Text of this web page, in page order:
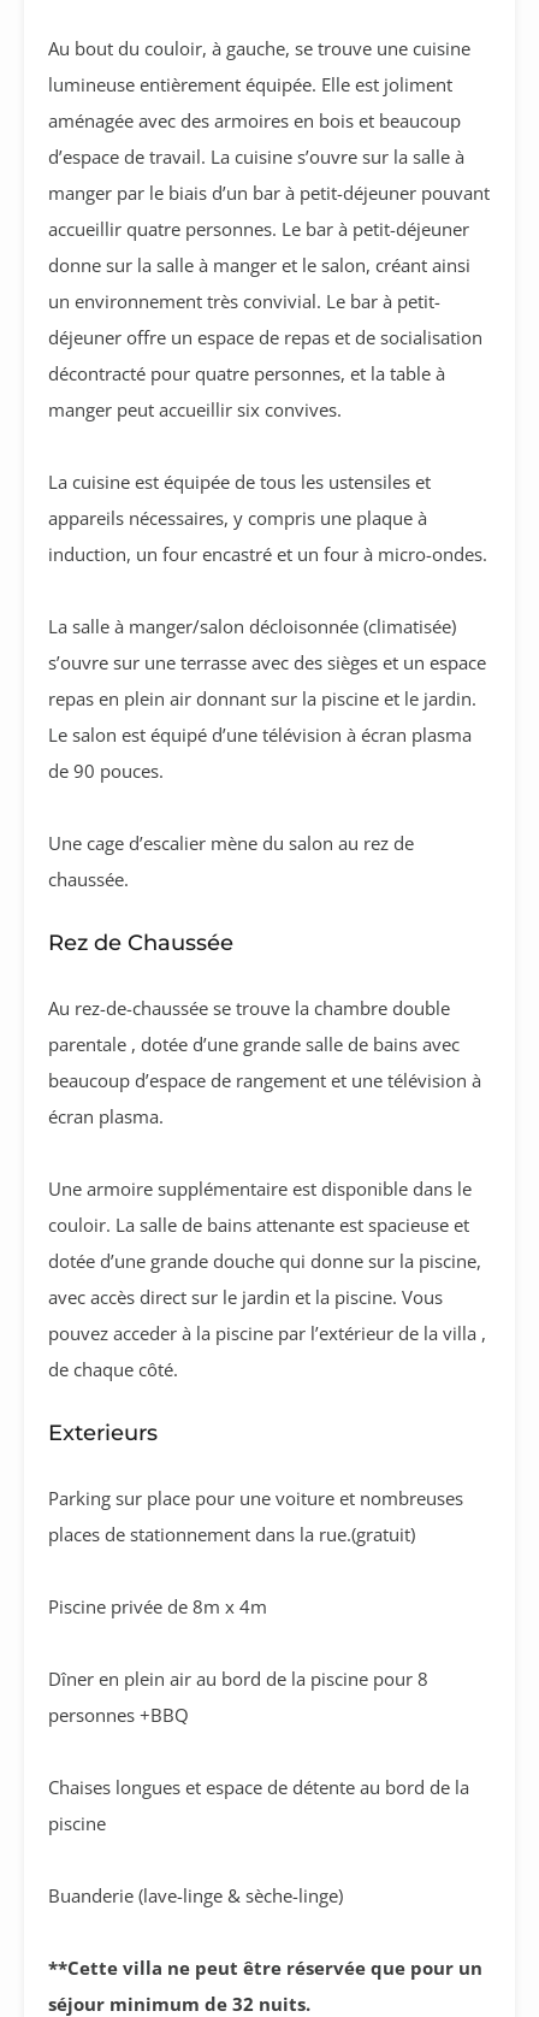
Au bout du couloir, à gauche, se trouve une cuisine
lumineuse entièrement équipée. Elle est joliment
aménagée avec des armoires en bois et beaucoup
d’espace de travail. La cuisine s’ouvre sur la salle à
manger par le biais d’un bar à petit-déjeuner pouvant
accueillir quatre personnes. Le bar à petit-déjeuner
donne sur la salle à manger et le salon, créant ainsi
un environnement très convivial. Le bar à petit-
déjeuner offre un espace de repas et de socialisation
décontracté pour quatre personnes, et la table à
manger peut accueillir six convives.
La cuisine est équipée de tous les ustensiles et
appareils nécessaires, y compris une plaque à
induction, un four encastré et un four à micro-ondes.
La salle à manger/salon décloisonnée (climatisée)
s’ouvre sur une terrasse avec des sièges et un espace
repas en plein air donnant sur la piscine et le jardin.
Le salon est équipé d’une télévision à écran plasma
de 90 pouces.
Une cage d’escalier mène du salon au rez de
chaussée.
Rez de Chaussée
Au rez-de-chaussée se trouve la chambre double
parentale , dotée d’une grande salle de bains avec
beaucoup d’espace de rangement et une télévision à
écran plasma.
Une armoire supplémentaire est disponible dans le
couloir. La salle de bains attenante est spacieuse et
dotée d’une grande douche qui donne sur la piscine,
avec accès direct sur le jardin et la piscine. Vous
pouvez acceder à la piscine par l’extérieur de la villa ,
de chaque côté.
Exterieurs
Parking sur place pour une voiture et nombreuses
places de stationnement dans la rue.(gratuit)
Piscine privée de 8m x 4m
Dîner en plein air au bord de la piscine pour 8
personnes +BBQ
Chaises longues et espace de détente au bord de la
piscine
Buanderie (lave-linge & sèche-linge)
**Cette villa ne peut être réservée que pour un
séjour minimum de 32 nuits.